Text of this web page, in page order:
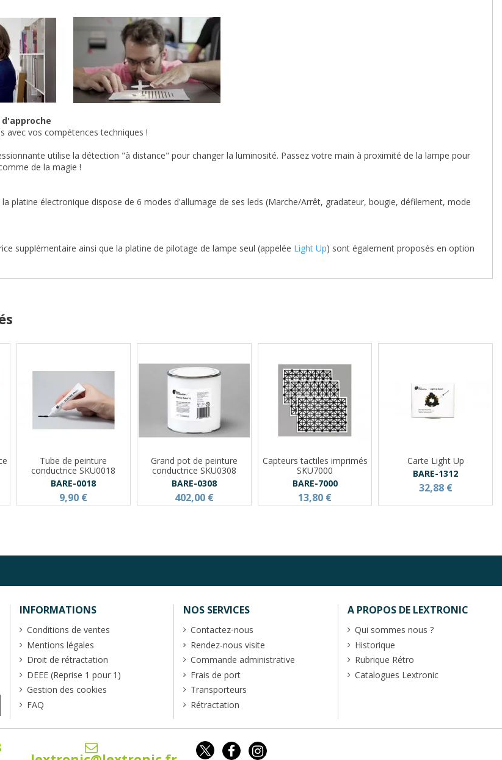
avec vos compétences techniques !
utilise la détection "à distance" pour changer la luminosité. Passez votre main à proximité de la lampe pour
de la magie !
platine électronique dispose de 6 modes d'allumage de ses leds (Marche/Arrêt, gradateur, bougie, défilement, mode
supplémentaire ainsi que la platine de pilotage de lampe seul (appelée Light Up) sont également proposés en option
Tube de peinture
conductrice SKU0018
BARE-0018
9,90 €
Grand pot de peinture
conductrice SKU0308
BARE-0308
402,00 €
Capteurs tactiles imprimés
SKU7000
BARE-7000
13,80 €
Carte Light Up
BARE-1312
32,88 €
INFORMATIONS
Conditions de ventes
Mentions légales
Droit de rétractation
DEEE (Reprise 1 pour 1)
Gestion des cookies
FAQ
NOS SERVICES
Contactez-nous
Rendez-nous visite
Commande administrative
Frais de port
Transporteurs
Rétractation
A PROPOS DE LEXTRONIC
Qui sommes nous ?
Historique
Rubrique Rétro
Catalogues Lextronic